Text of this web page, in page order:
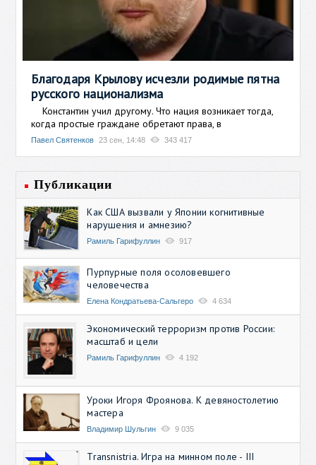
Благодаря Крылову исчезли родимые пятна
русского национализма
Константин учил другому. Что нация возникает тогда,
когда простые граждане обретают права, в
Павел Святенков 23 сен, 14:48 343 417
Публикации
Как США вызвали у Японии когнитивные
нарушения и амнезию?
Рамиль Гарифуллин 917
Пурпурные поля осоловевшего
человечества
Елена Кондратьева-Сальгеро 4 634
Экономический терроризм против России:
масштаб и цели
Рамиль Гарифуллин 4 192
Уроки Игоря Фроянова. К девяностолетию
мастера
Владимир Шульгин 9 035
Transnistria. Игра на минном поле - III